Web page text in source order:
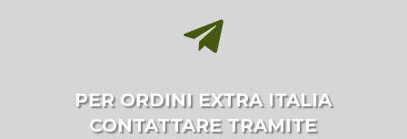

PER ORDINI EXTRA ITALIA
CONTATTARE TRAMITE